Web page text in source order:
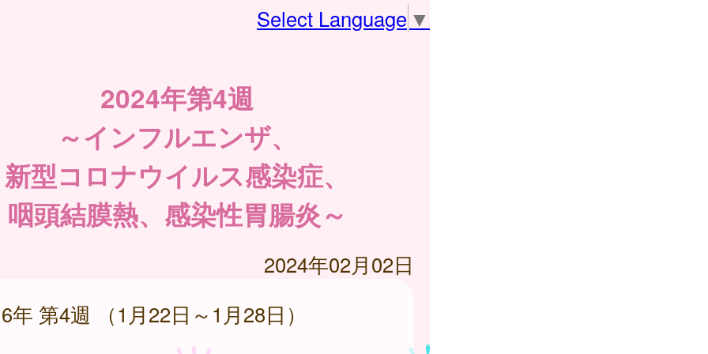
Select Language ▼
2024年第4週
～インフルエンザ、
新型コロナウイルス感染症、
咽頭結膜熱、感染性胃腸炎～
2024年02月02日
年 第4週 （1月22日～1月28日）